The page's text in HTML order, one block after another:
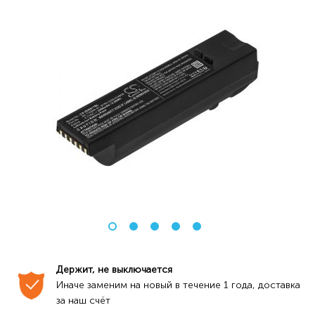
Держит, не выключается
Иначе заменим на новый в течение 1 года, доставка
за наш счёт